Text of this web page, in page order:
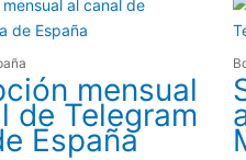
mensual
de Telegram
España